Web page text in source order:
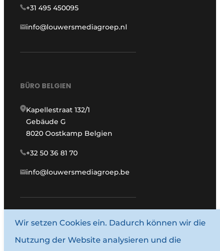
+31 495 450095
info@louwersmediagroep.nl
BÜRO BELGIEN
Kapellestraat 132/1
Gebäude G
8020 Oostkamp Belgien
+32 50 36 81 70
info@louwersmediagroep.be
www.louwersmediagroep.com
© 1987–2026 Louwersmediagroep.
Wir setzen Cookies ein. Dadurch können wir die
Nutzung der Website analysieren und die